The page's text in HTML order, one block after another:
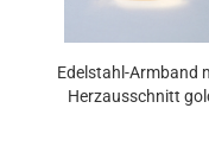
Edelstahl-Armband
Herzausschnitt